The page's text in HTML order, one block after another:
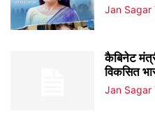
Jan Sagar
कैबिनेट
विकसित
Jan Sagar